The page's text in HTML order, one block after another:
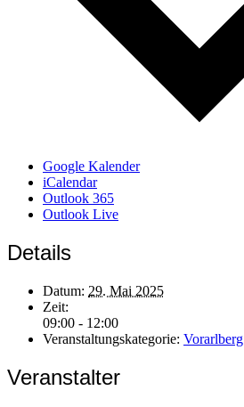
Google Kalender
iCalendar
Outlook 365
Outlook Live
Details
Datum: 29. Mai 2025
Zeit:
09:00 - 12:00
Veranstaltungskategorie: Vorarlberg
Veranstalter